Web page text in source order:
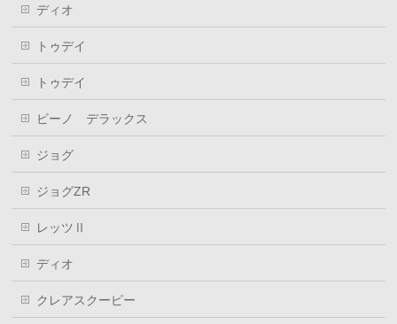
ディオ
トゥデイ
トゥデイ
ビーノ デラックス
ジョグ
ジョグZR
レッツⅡ
ディオ
クレアスクーピー